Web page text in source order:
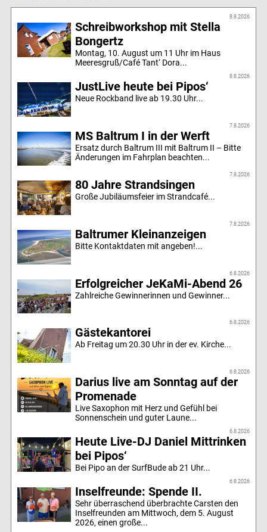
8.8.2026
Schreibworkshop mit Stella
Bongertz
Montag, 10. August um 11 Uhr im Haus
Meeresgruß/Café Tant‘ Dora...
8.8.2026
JustLive heute bei Pipos‘
Neue Rockband live ab 19.30 Uhr...
7.8.2026
MS Baltrum I in der Werft
Ersatz durch Baltrum III mit Baltrum II – Bitte
Änderungen im Fahrplan beachten...
7.8.2026
80 Jahre Strandsingen
Große Jubiläumsfeier im Strandcafé...
7.8.2026
Baltrumer Kleinanzeigen
Bitte Kontaktdaten mit angeben!...
6.8.2026
Erfolgreicher JeKaMi-Abend 26
Zahlreiche Gewinnerinnen und Gewinner...
6.8.2026
Gästekantorei
Ab Freitag um 20.30 Uhr in der ev. Kirche...
6.8.2026
Darius live am Sonntag auf der
Promenade
Live Saxophon mit Herz und Gefühl bei
Sonnenschein und guter Laune...
6.8.2026
Heute Live-DJ Daniel Mittrinken
bei Pipos‘
Bei Pipo an der SurfBude ab 21 Uhr...
6.8.2026
Inselfreunde: Spende II.
Sehr überraschend überbrachte Carsten den
Inselfreunden am Mittwoch, dem 5. August
2026, einen große...